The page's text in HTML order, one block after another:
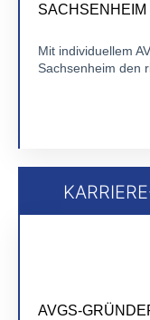
SACHSENHEIM
Mit individuellem
Sachsenheim den
Zu
AVGS-
FLEXIBEL